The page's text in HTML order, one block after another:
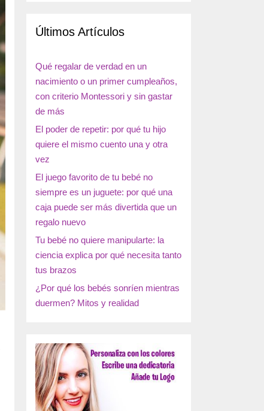
Últimos Artículos
Qué regalar de verdad en un
nacimiento o un primer cumpleaños,
con criterio Montessori y sin gastar
de más
El poder de repetir: por qué tu hijo
quiere el mismo cuento una y otra
vez
El juego favorito de tu bebé no
siempre es un juguete: por qué una
caja puede ser más divertida que un
regalo nuevo
Tu bebé no quiere manipularte: la
ciencia explica por qué necesita tanto
tus brazos
¿Por qué los bebés sonríen mientras
duermen? Mitos y realidad